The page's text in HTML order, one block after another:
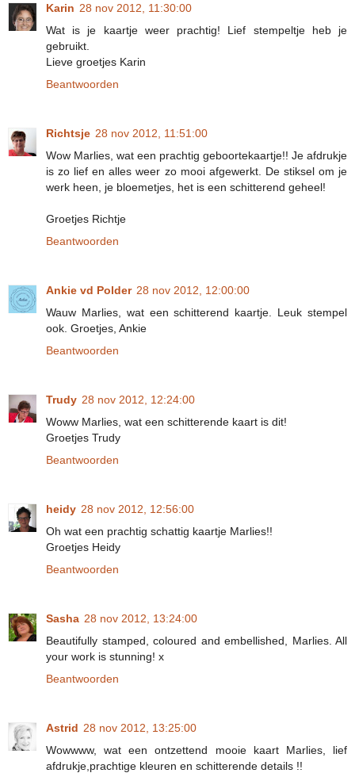
Karin 28 nov 2012, 11:30:00
Wat is je kaartje weer prachtig! Lief stempeltje heb je
gebruikt.
Lieve groetjes Karin
Beantwoorden
Richtsje 28 nov 2012, 11:51:00
Wow Marlies, wat een prachtig geboortekaartje!! Je afdrukje
is zo lief en alles weer zo mooi afgewerkt. De stiksel om je
werk heen, je bloemetjes, het is een schitterend geheel!
Groetjes Richtje
Beantwoorden
Ankie vd Polder 28 nov 2012, 12:00:00
Wauw Marlies, wat een schitterend kaartje. Leuk stempel
ook. Groetjes, Ankie
Beantwoorden
Trudy 28 nov 2012, 12:24:00
Woww Marlies, wat een schitterende kaart is dit!
Groetjes Trudy
Beantwoorden
heidy 28 nov 2012, 12:56:00
Oh wat een prachtig schattig kaartje Marlies!!
Groetjes Heidy
Beantwoorden
Sasha 28 nov 2012, 13:24:00
Beautifully stamped, coloured and embellished, Marlies. All
your work is stunning! x
Beantwoorden
Astrid 28 nov 2012, 13:25:00
Wowwww, wat een ontzettend mooie kaart Marlies, lief
afdrukje,prachtige kleuren en schitterende details !!